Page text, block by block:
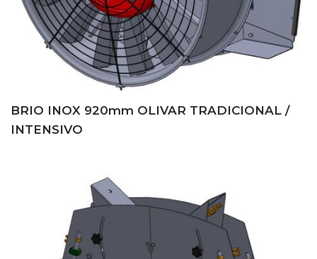
BRIO INOX 920mm OLIVAR TRADICIONAL /
INTENSIVO